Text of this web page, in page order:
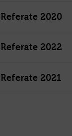
2020
2022
2021